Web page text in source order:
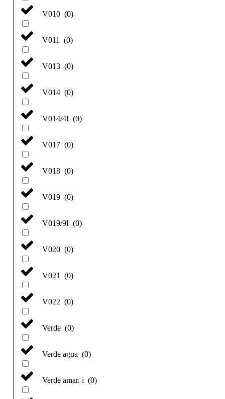
V010 (0)
V011 (0)
V013 (0)
V014 (0)
V014/4I (0)
V017 (0)
V018 (0)
V019 (0)
V019/9I (0)
V020 (0)
V021 (0)
V022 (0)
Verde (0)
Verde agua (0)
Verde amar. i (0)